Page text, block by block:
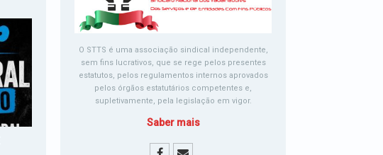
O STTS é uma associação sindical independente,
sem fins lucrativos, que se rege pelos presentes
estatutos, pelos regulamentos internos aprovados
pelos órgãos estatutários competentes e,
supletivamente, pela legislação em vigor.
Saber mais